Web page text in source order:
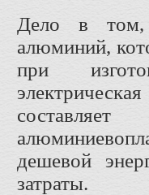
Дело в том,
алюминий,
при
дешевой
затраты.